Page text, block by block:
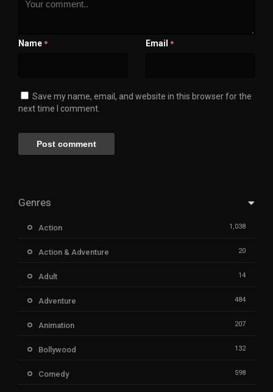
Name * Email *
Save my name, email, and website in this browser for the
next time I comment.
Genres
Action 1,038
Action & Adventure 20
Adult 14
Adventure 484
Animation 207
Bollywood 132
Comedy 598